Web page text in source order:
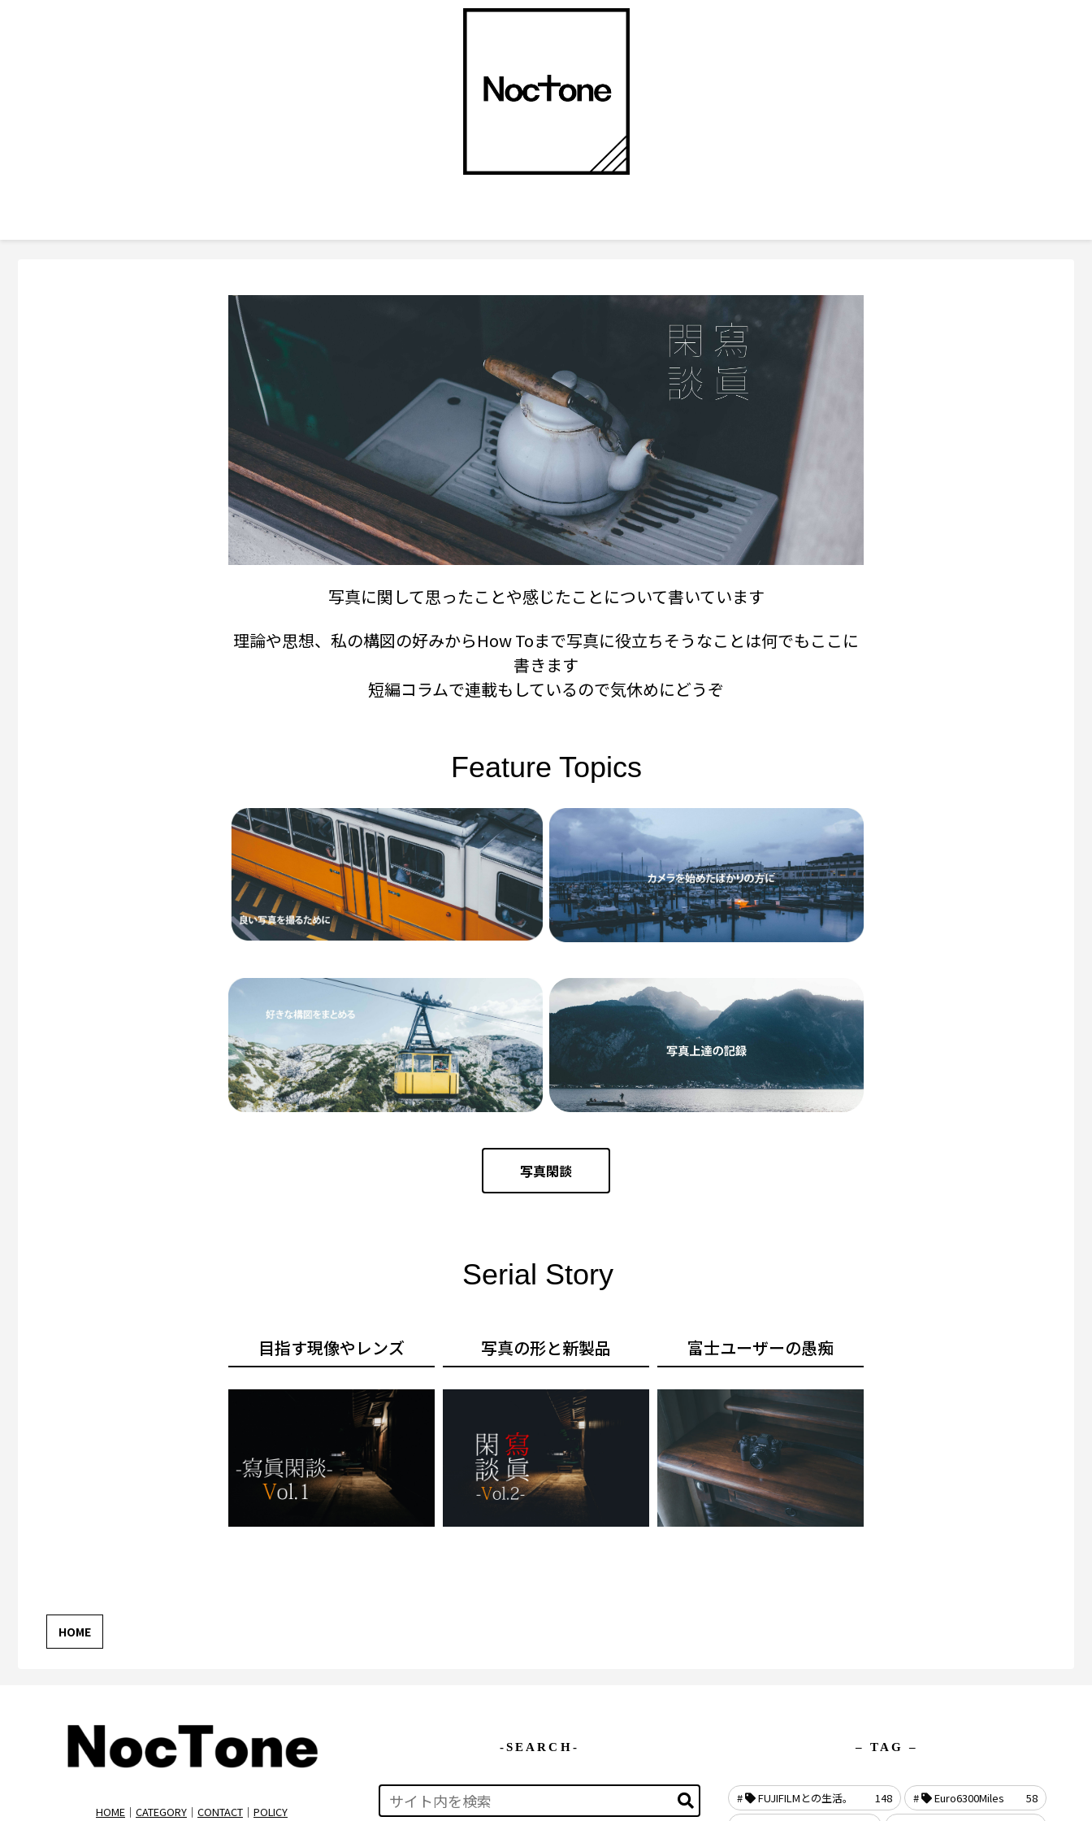
写真に関して思ったことや感じたことについて書いています
理論や思想、私の構図の好みからHow Toまで写真に役立ちそうなことは何でもここに
書きます
短編コラムで連載もしているので気休めにどうぞ
Feature Topics
写真閑談
Serial Story
目指す現像やレンズ 写真の形と新製品 富士ユーザーの愚痴
HOME｜ CATEGORY｜ CONTACT｜ POLICY
-SEARCH- – TAG –
FUJIFILMとの生活。 148 Euro6300Miles
58